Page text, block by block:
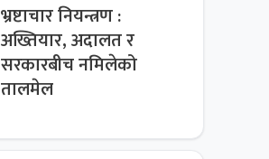
भ्रष्टाचार नियन्त्रण :
अख्तियार, अदालत र
सरकारबीच नमिलेको
तालमेल